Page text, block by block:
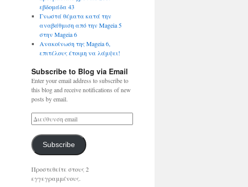
εβδομάδα 43
Γνωστά θέματα κατά την
αναβάθμιση από την Mageia 5
στην Mageia 6
Ανακοίνωση της Mageia 6,
επιτέλους έτοιμη να λάμψει!
Subscribe to Blog via Email
Enter your email address to subscribe to
this blog and receive notifications of new
posts by email.
Subscribe
Προστεθείτε στους 2
εγγεγραμμένους.